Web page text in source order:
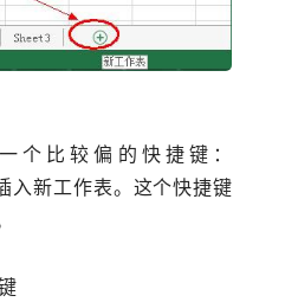
个比较偏的快捷键：
入新工作表。这个快捷键